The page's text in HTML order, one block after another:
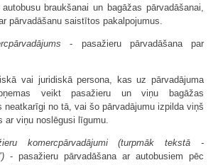
braukšanai un bagāžas pārvadāšanai,
pārvadāšanu saistītos pakalpojumus.
- pasažieru pārvadāšana par
vai juridiskā persona, kas uz pārvadājuma
veikt pasažieru un viņu bagāžas
neatkarīgi no tā, vai šo pārvadājumu izpilda viņš
ar viņu noslēgusi līgumu.
komercpārvadājumi (turpmāk tekstā -
- pasažieru pārvadāšana ar autobusiem pēc